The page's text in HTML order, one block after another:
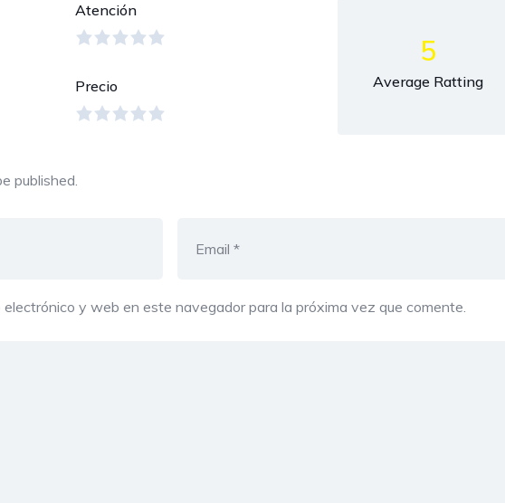
Atención
Precio
5
Average Ratting
published.
electrónico y web en este navegador para la próxima vez que comente.